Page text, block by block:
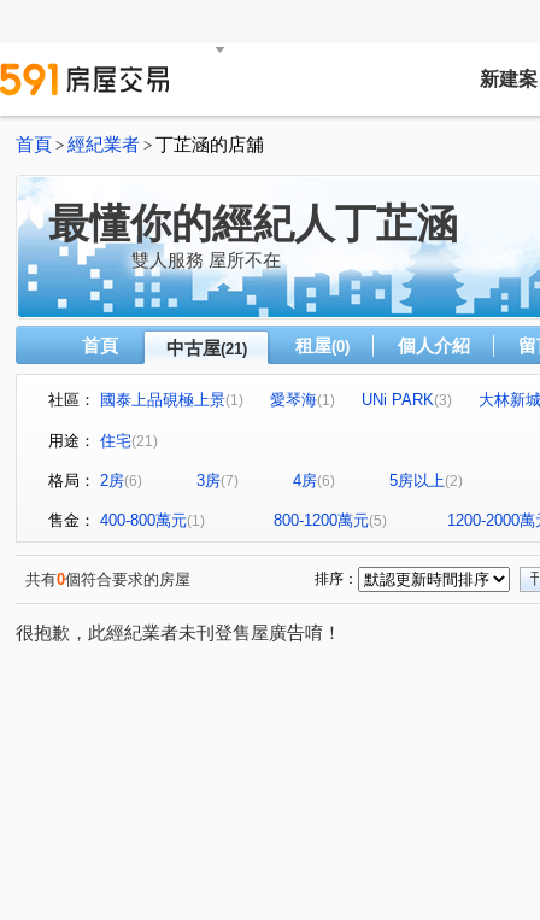
新建案
首頁 > 經紀業者 > 丁芷涵的店舖
最懂你的經紀人丁芷涵
雙人服務 屋所不在
首頁 中古屋(21) 租屋(0) 個人介紹
社區： 國泰上品硯極上景(1) 愛琴海(1) UNi PARK(3)
大林新
文府硯
中華東路二段 (1) 國平北路(1) 郡平路(3) 勝利路
民生路二段(1) (1) 大灣路(1) 西勢路 (1)
歸仁
湖美二街(1) 平道二路(1) 安和路一段(1) 建平七街(1)
海安路三段(1)
用途： 住宅(21)
格局： 2房(6) 3房(7) 4房(6) 5房以上(2)
售金： 400-800萬元(1) 800-1200萬元(5) 1200-2000萬
共有0個符合要求的房屋 排序：
很抱歉，此經紀業者未刊登售屋廣告唷！